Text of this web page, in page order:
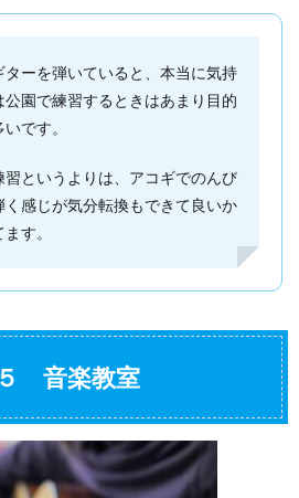
ーを弾いていると、本当に気持
園で練習するときはあまり目的
です。
というよりは、アコギでのんび
く感じが気分転換もできて良いか
す。
音楽教室